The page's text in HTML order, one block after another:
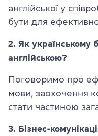
англійської у
бути для
2. Як українському
англійською?
Поговоримо про
мови, заохочення
стати частиною
3. Бізнес-